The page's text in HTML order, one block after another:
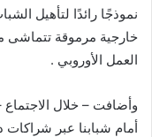
نموذجًا رائدًا لتأهيل
خارجية مرموقة تتماشى
العمل الأوروبي .
وأضافت – خلال
أمام شبابنا عبر شراكات